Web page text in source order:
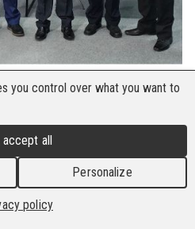
der Industrietechniker
in Zusammenarbeit mit
der 2. Region,
you control over what you want to
accept all
Personalize
policy